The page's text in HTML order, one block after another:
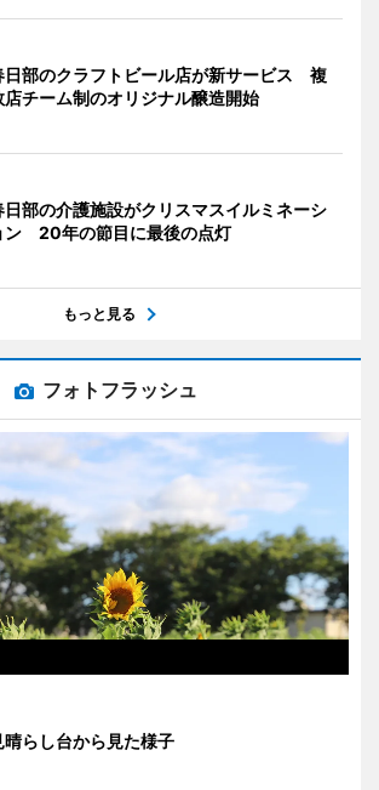
日部のクラフトビール店が新サービス 複
店チーム制のオリジナル醸造開始
日部の介護施設がクリスマスイルミネーシ
ン 20年の節目に最後の点灯
もっと見る
フォトフラッシュ
晴らし台から見た様子